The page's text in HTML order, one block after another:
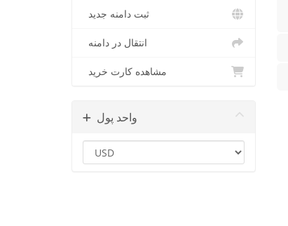
ثبت دامنه جدید
انتقال در دامنه
مشاهده کارت خرید
واحد پول